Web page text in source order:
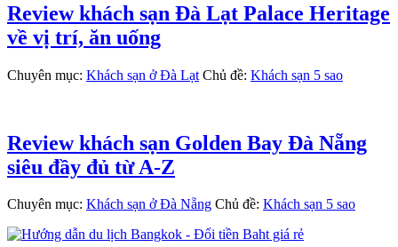
Review khách sạn Đà Lạt Palace Heritage
về vị trí, ăn uống
Chuyên mục: Khách sạn ở Đà Lạt Chủ đề: Khách sạn 5 sao
Review khách sạn Golden Bay Đà Nẵng
siêu đầy đủ từ A-Z
Chuyên mục: Khách sạn ở Đà Nẵng Chủ đề: Khách sạn 5 sao